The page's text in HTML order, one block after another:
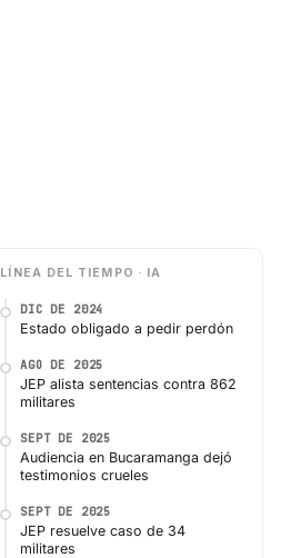
LÍNEA DEL TIEMPO · IA
DIC DE 2024
Estado obligado a pedir perdón
AGO DE 2025
JEP alista sentencias contra 862
militares
SEPT DE 2025
Audiencia en Bucaramanga dejó
testimonios crueles
SEPT DE 2025
JEP resuelve caso de 34
militares